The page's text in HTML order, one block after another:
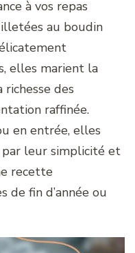
à vos repas
au boudin
elles marient la
des
raffinée.
en entrée, elles
par leur simplicité et
recette
de fin d’année ou